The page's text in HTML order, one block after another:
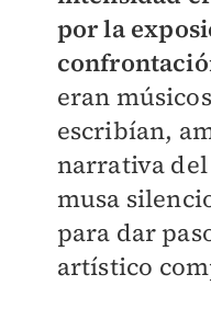
por la
eran
escribían,
narrativa
musa
para dar
artístico